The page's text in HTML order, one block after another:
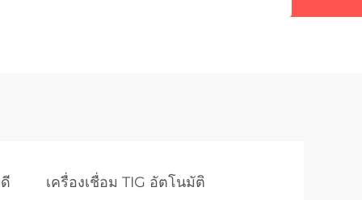
เครื่องเชื่อม TIG อัตโนมัติ